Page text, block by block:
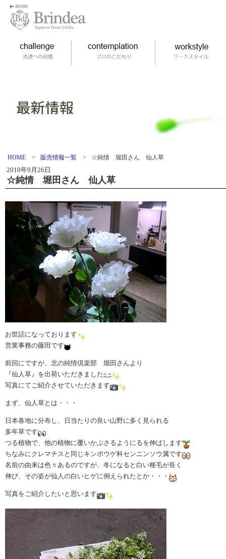
HOME > 販売情報一覧 > ☆純情 堀田さん 仙人草
2010年9月26日
☆純情 堀田さん 仙人草
お世話になっております
営業事務の藤田です
前回にですが、北の純情倶楽部 堀田さんより
『仙人草』を出荷いただきました
写真にてご紹介させていただきます
まず、仙人草とは・・・
日本各地に分布し、日当たりの良い山野に多く見られる
多年草です
つる植物で、他の植物に覆いかぶさるようにるを伸ばします
ちなみにクレマチスと同じキンポウゲ科センニンソウ属です
名前の由来は色々あるのですが、冬になると白い種毛が長く
伸び、その姿が仙人の白いヒゲに例えられたとか・・・
写真をご紹介したいと思います